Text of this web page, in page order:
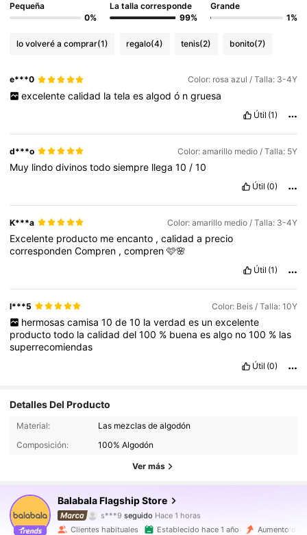
Pequeña
0%
La talla corresponde
99%
Grande
1%
lo volveré a comprar(1) regalo(4) tenis(2) bonito(7)
e***0 Color: rosa azul / Talla: 3-4Y
excelente calidad la tela es algod ó n gruesa
Útil (1)
d***o Color: amarillo medio / Talla: 5Y
Muy lindodivinostodosiempre llega10 /10
Útil (0)
K***a Color: amarillo medio / Talla: 3-4Y
Excelente producto meencanto ,calidada precio
correspondenCompren ,compren🩷🌸
Útil (1)
l***5 Color: Beis / Talla: 10Y
hermosas camisa 10 de 10 la verdad es un excelente
productotodo lacalidaddel100 % buenaesalgo no100 % las
superrecomiendas
Útil (0)
Detalles Del Producto
Material:
Las mezclas de algodón
Composición:
100% Algodón
Ver más
Balabala Flagship Store
4,93 193K Seguidores
4,93
s***9seguidoHace 1 horas
4,93
193K Seguidores
Clientes habituales Establecido hace 1 año Aumento de